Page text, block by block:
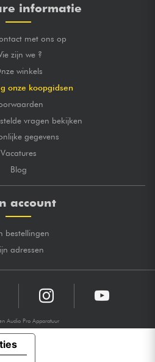
informatie
met ons op
zijn we ?
winkels
onze koopgidsen
vragen bekijken
gegevens
Vacatures
Blog
account
bestellingen
adressen
Audio Pro Apparatuur